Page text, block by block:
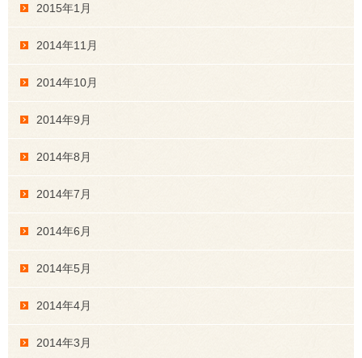
2015年1月
2014年11月
2014年10月
2014年9月
2014年8月
2014年7月
2014年6月
2014年5月
2014年4月
2014年3月